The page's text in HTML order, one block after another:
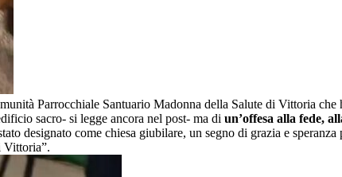
Parrocchiale Santuario Madonna della Salute di Vittoria che
sacro- si legge ancora nel post- ma di un’offesa alla fede,
designato come chiesa giubilare, un segno di grazia e
Vittoria”.